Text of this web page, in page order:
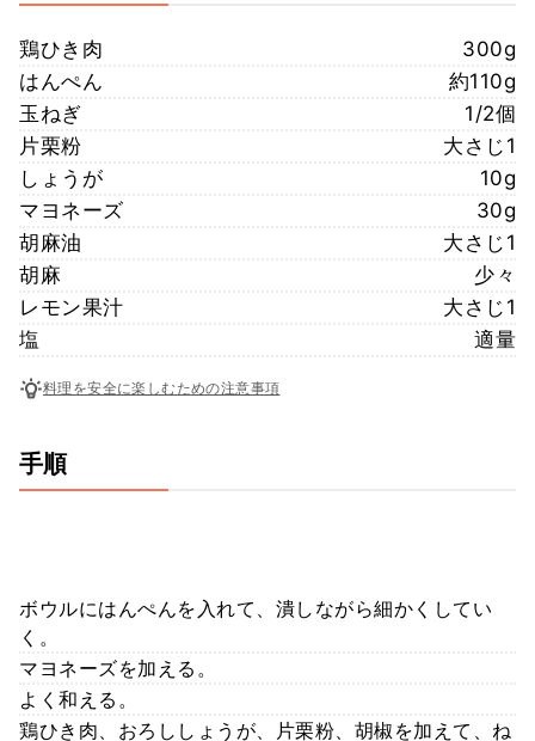
鶏ひき肉
300g
はんぺん
約110g
玉ねぎ
1/2個
片栗粉
大さじ1
しょうが
10g
マヨネーズ
30g
胡麻油
大さじ1
胡麻
少々
レモン果汁
大さじ1
塩
適量
料理を安全に楽しむための注意事項
手順
ボウルにはんぺんを入れて、潰しながら細かくしてい
く。
マヨネーズを加える。
よく和える。
鶏ひき肉、おろししょうが、片栗粉、胡椒を加えて、ね